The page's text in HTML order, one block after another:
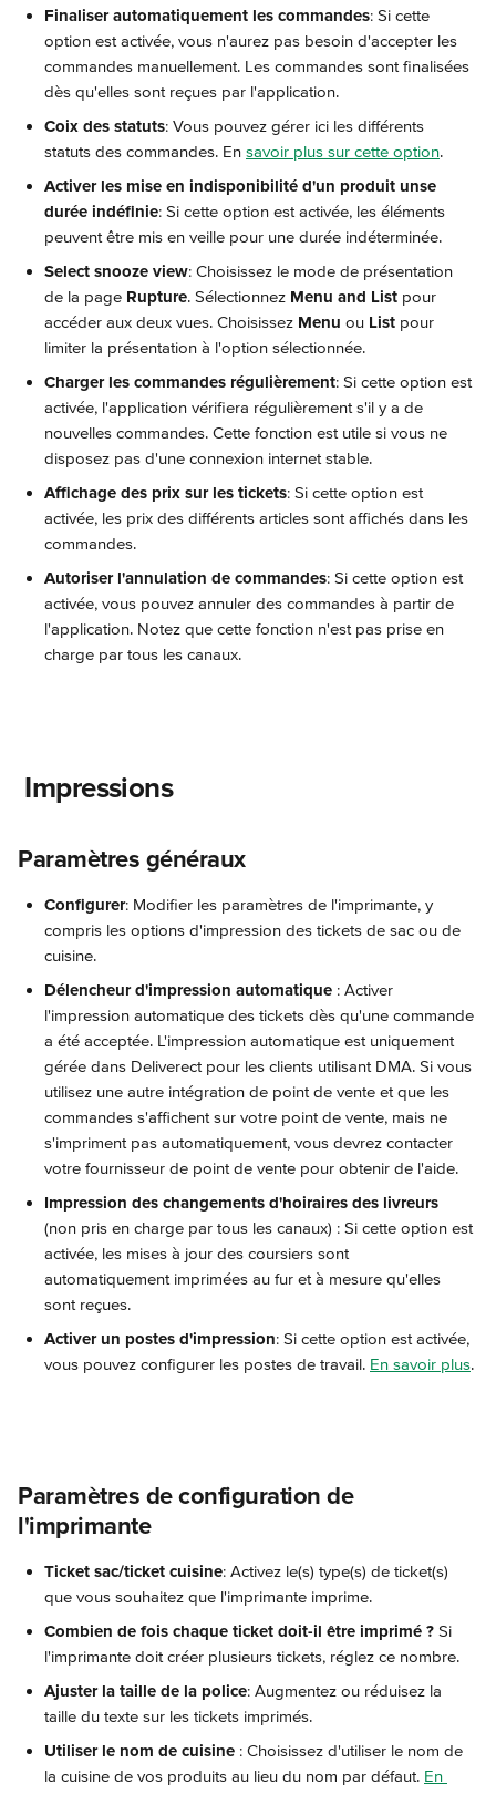
Finaliser automatiquement les commandes: Si cette
option est activée, vous n'aurez pas besoin d'accepter les
commandes manuellement. Les commandes sont finalisées
dès qu'elles sont reçues par l'application.
Coix des statuts: Vous pouvez gérer ici les différents
statuts des commandes. En savoir plus sur cette option.
Activer les mise en indisponibilité d'un produit unse
durée indéfinie: Si cette option est activée, les éléments
peuvent être mis en veille pour une durée indéterminée.
Select snooze view: Choisissez le mode de présentation
de la page Rupture. Sélectionnez Menu and List pour
accéder aux deux vues. Choisissez Menu ou List pour
limiter la présentation à l'option sélectionnée.
Charger les commandes régulièrement: Si cette option est
activée, l'application vérifiera régulièrement s'il y a de
nouvelles commandes. Cette fonction est utile si vous ne
disposez pas d'une connexion internet stable.
Affichage des prix sur les tickets: Si cette option est
activée, les prix des différents articles sont affichés dans les
commandes.
Autoriser l'annulation de commandes: Si cette option est
activée, vous pouvez annuler des commandes à partir de
l'application. Notez que cette fonction n'est pas prise en
charge par tous les canaux.
Impressions
Paramètres généraux
Configurer: Modifier les paramètres de l'imprimante, y
compris les options d'impression des tickets de sac ou de
cuisine.
Délencheur d'impression automatique : Activer
l'impression automatique des tickets dès qu'une commande
a été acceptée. L'impression automatique est uniquement
gérée dans Deliverect pour les clients utilisant DMA. Si vous
utilisez une autre intégration de point de vente et que les
commandes s'affichent sur votre point de vente, mais ne
s'impriment pas automatiquement, vous devrez contacter
votre fournisseur de point de vente pour obtenir de l'aide.
Impression des changements d'hoiraires des livreurs
(non pris en charge par tous les canaux) : Si cette option est
activée, les mises à jour des coursiers sont
automatiquement imprimées au fur et à mesure qu'elles
sont reçues.
Activer un postes d'impression: Si cette option est activée,
vous pouvez configurer les postes de travail. En savoir plus.
Paramètres de configuration de
l'imprimante
Ticket sac/ticket cuisine: Activez le(s) type(s) de ticket(s)
que vous souhaitez que l'imprimante imprime.
Combien de fois chaque ticket doit-il être imprimé ? Si
l'imprimante doit créer plusieurs tickets, réglez ce nombre.
Ajuster la taille de la police: Augmentez ou réduisez la
taille du texte sur les tickets imprimés.
Utiliser le nom de cuisine : Choisissez d'utiliser le nom de
la cuisine de vos produits au lieu du nom par défaut. En